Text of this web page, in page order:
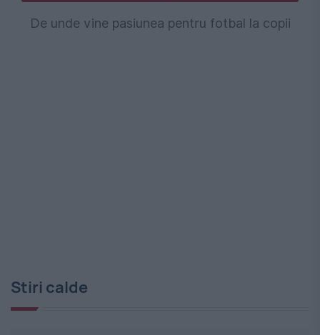
De unde vine pasiunea pentru fotbal la copii
Stiri calde